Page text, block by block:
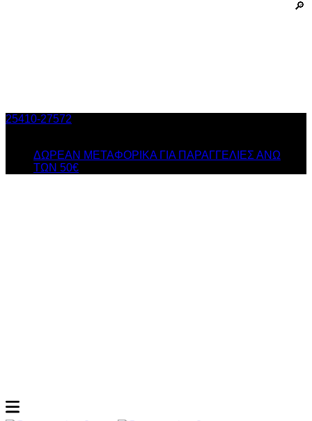
25410-27572
ΔΩΡΕΑΝ ΜΕΤΑΦΟΡΙΚΑ ΓΙΑ ΠΑΡΑΓΓΕΛΙΕΣ ΑΝΩ
ΤΩΝ 50€